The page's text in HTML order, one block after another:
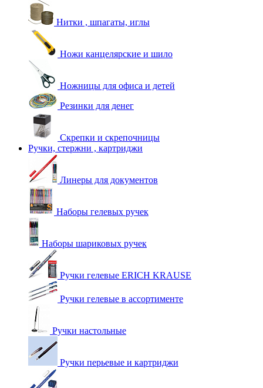
Нитки , шпагаты, иглы
Ножи канцелярские и шило
Ножницы для офиса и детей
Резинки для денег
Скрепки и скрепочницы
Ручки, стержни , картриджи
Линеры для документов
Наборы гелевых ручек
Наборы шариковых ручек
Ручки гелевые ERICH KRAUSE
Ручки гелевые в ассортименте
Ручки настольные
Ручки перьевые и картриджи